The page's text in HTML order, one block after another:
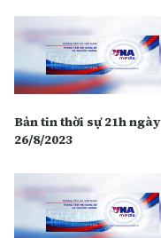
Bản tin thời sự 21h ngày
26/8/2023